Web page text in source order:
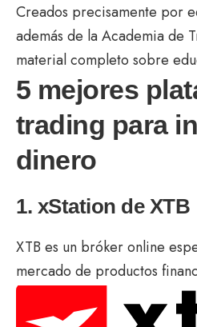
Creados precisamente por
además de la Academia de
material completo sobre
5 mejores
trading para
dinero
1. xStation de XTB
XTB es un bróker online
mercado de productos